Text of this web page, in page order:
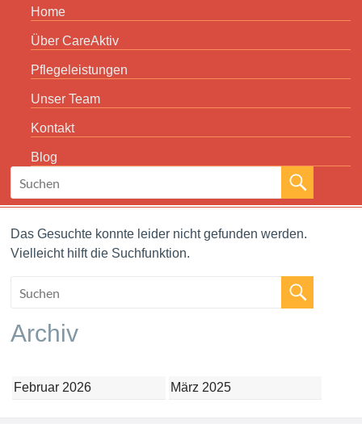
Home
Über CareAktiv
Pflegeleistungen
Unser Team
Kontakt
Blog
Das Gesuchte konnte leider nicht gefunden werden.
Vielleicht hilft die Suchfunktion.
Archiv
Februar 2026 März 2025